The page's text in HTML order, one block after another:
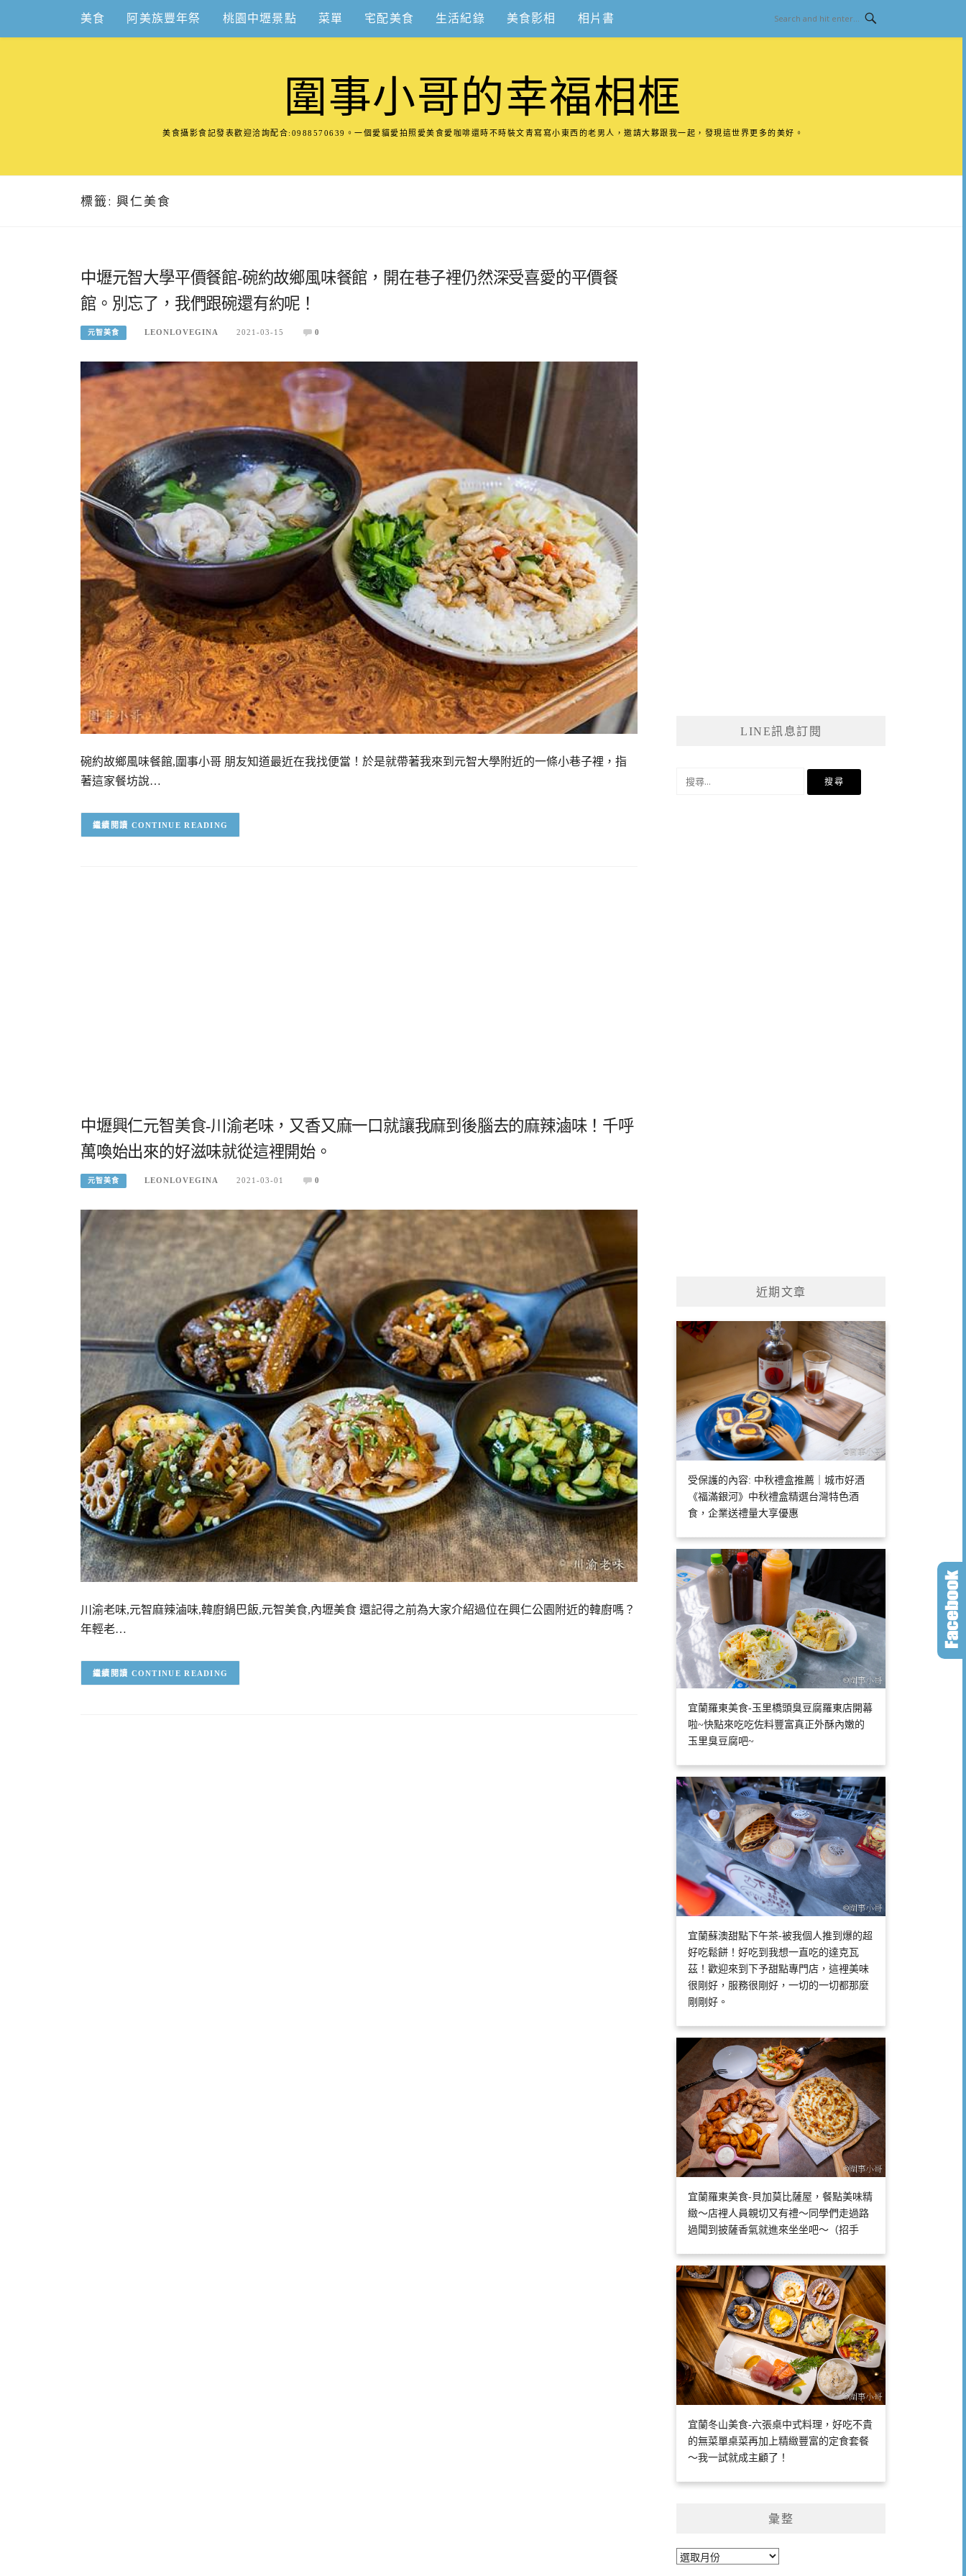
content
美食 阿美族豐年祭 桃園中壢景點 菜單 宅配美食 生活紀錄 美食影相 相片書
圍事小哥的幸福相框
美食攝影食記發表歡迎洽詢配合:0988570639。一個愛貓愛拍照愛美食愛咖啡還時不時裝文青寫寫小東西的老男人，邀請大夥跟我一起，發現這世界更多的美好。
標籤: 興仁美食
中壢元智大學平價餐館-碗約故鄉風味餐館，開在巷子裡仍然深受喜愛的平價餐
館。別忘了，我們跟碗還有約呢！
元智美食 LEONLOVEGINA 2021-03-15 0
碗約故鄉風味餐館,圍事小哥 朋友知道最近在我找便當！於是就帶著我來到元智大學附近的一條小巷子裡，指
著這家餐坊說…
CONTINUE READING
中壢興仁元智美食-川渝老味，又香又麻一口就讓我麻到後腦去的麻辣滷味！千呼
萬喚始出來的好滋味就從這裡開始。
元智美食 LEONLOVEGINA 2021-03-01 0
川渝老味,元智麻辣滷味,韓廚鍋巴飯,元智美食,內壢美食 還記得之前為大家介紹過位在興仁公園附近的韓廚嗎？
年輕老…
CONTINUE READING
LINE訊息訂閱
近期文章
受保護的內容: 中秋禮盒推薦｜城市好酒
《福滿銀河》中秋禮盒精選台灣特色酒
食，企業送禮量大享優惠
宜蘭羅東美食-玉里橋頭臭豆腐羅東店開幕
啦~快點來吃吃佐料豐富真正外酥內嫩的
玉里臭豆腐吧~
宜蘭蘇澳甜點下午茶-被我個人推到爆的超
好吃鬆餅！好吃到我想一直吃的達克瓦
茲！歡迎來到下予甜點專門店，這裡美味
很剛好，服務很剛好，一切的一切都那麼
剛剛好。
宜蘭羅東美食-貝加莫比薩屋，餐點美味精
緻～店裡人員親切又有禮～同學們走過路
過聞到披薩香氣就進來坐坐吧～（招手
宜蘭冬山美食-六張桌中式料理，好吃不貴
的無菜單桌菜再加上精緻豐富的定食套餐
～我一試就成主顧了！
彙整
彙